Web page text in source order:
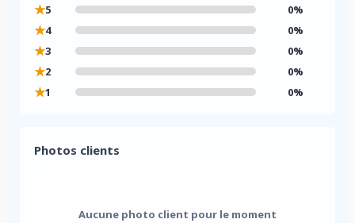
★5 0%
★4 0%
★3 0%
★2 0%
★1 0%
Photos clients
Aucune photo client pour le moment